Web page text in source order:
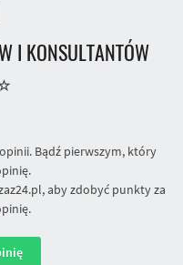
I KONSULTANTÓW
Bądź pierwszym, który
aby zdobyć punkty za